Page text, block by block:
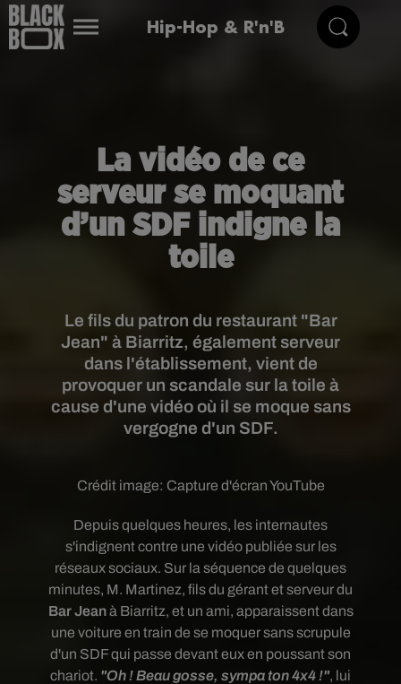
Hip-Hop & R'n'B
La vidéo de ce
serveur se moquant
d’un SDF indigne la
toile
Le fils du patron du restaurant "Bar
Jean" à Biarritz, également serveur
dans l'établissement, vient de
provoquer un scandale sur la toile à
cause d'une vidéo où il se moque sans
vergogne d'un SDF.
Crédit image: Capture d'écran YouTube
Depuis quelques heures, les internautes
s'indignent contre une vidéo publiée sur les
réseaux sociaux. Sur la séquence de quelques
minutes, M. Martinez, fils du gérant et serveur du
Bar Jeanà Biarritz, et un ami, apparaissent dans
une voiture en train de se moquer sans scrupule
d'un SDF qui passe devant eux en poussant son
chariot. "Oh ! Beau gosse, sympa ton 4x4 !", lui